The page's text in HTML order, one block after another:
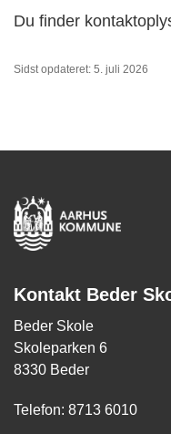
Du finder
Sidst opdateret: 5. juli 2026
Kontakt Beder
Beder Skole
Skoleparken 6
8330 Beder
Telefon: 8713 6010